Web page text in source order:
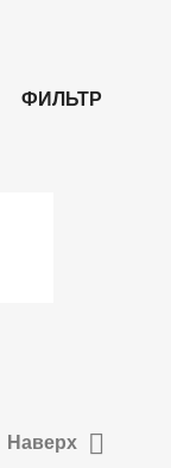
ФИЛЬТР
Наверх 